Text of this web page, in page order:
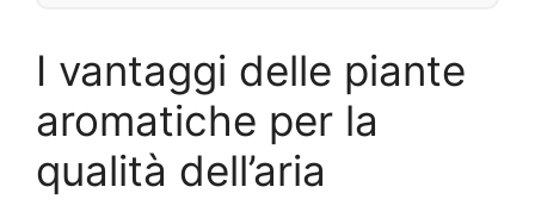
I vantaggi delle piante
aromatiche per la
qualità dell’aria